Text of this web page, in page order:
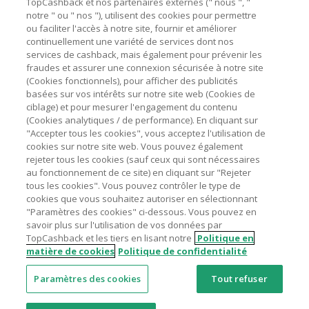
ne garantit pas votre éligibilité.
La validité et le montant du cashback sont calculés par les
marchands sur le montant hors TVA/taxes et hors frais de
livraison/d’emballage/de service.
L'utilisation de plugins tels que Honey, AdBlock, uBlock, Pi-
hole et VPN peut bloquer le suivi de votre commande.
Pour chaque nouvelle transaction, il faut revenir sur
TopCashback et cliquer sur le bouton rose de cashback
pour accéder au site marchand et faire votre achat.
Assurez-vous que le lien TopCashback est le dernier lien
utilisé pour visiter le site marchand avant de finaliser votre
achat.
Tout compte impliqué dans des commandes ou activités
frauduleuses pour manipuler le système de cashback sera
clôturé et leur cashback confisqué.
Astuces pour économiser
A propos de
Contactez-nous
Mentions légales
Nos sites UK US CN JP DE AU
© 2005 - 2026 TopCashback Group Limited
notre " ou " nos "), utilisent des cookies pour permettre
ou faciliter l'accès à notre site, fournir et améliorer
continuellement une variété de services dont nos
services de cashback, mais également pour prévenir les
fraudes et assurer une connexion sécurisée à notre site
(Cookies fonctionnels), pour afficher des publicités
basées sur vos intérêts sur notre site web (Cookies de
ciblage) et pour mesurer l'engagement du contenu
(Cookies analytiques / de performance). En cliquant sur
"Accepter tous les cookies", vous acceptez l'utilisation de
cookies sur notre site web. Vous pouvez également
rejeter tous les cookies (sauf ceux qui sont nécessaires
au fonctionnement de ce site) en cliquant sur "Rejeter
tous les cookies". Vous pouvez contrôler le type de
cookies que vous souhaitez autoriser en sélectionnant
"Paramètres des cookies" ci-dessous. Vous pouvez en
savoir plus sur l'utilisation de vos données par
TopCashback et les tiers en lisant notre Politique en
matière de cookies Politique de confidentialité
Paramètres des cookies Tout refuser